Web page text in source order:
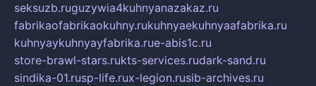
seksuzb.ruguzywia4kuhnyanazakaz.ru
fabrikaofabrikaokuhny.rukuhnyaekuhnyaafabrika.ru
kuhnyaykuhnyayfabrika.rue-abis1c.ru
store-brawl-stars.rukts-services.rudark-sand.ru
sindika-01.rusp-life.rux-legion.rusib-archives.ru